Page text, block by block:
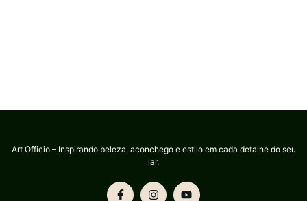
Art Officio – Inspirando beleza, aconchego e estilo em cada detalhe do seu
lar.